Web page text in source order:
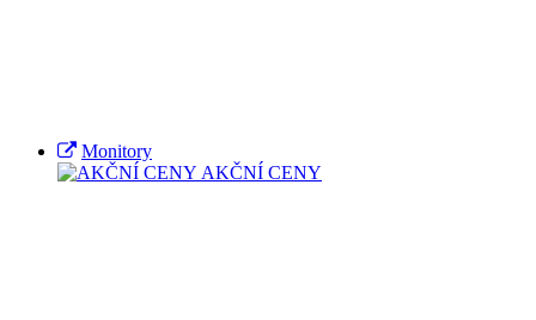
Monitory
AKČNÍ CENY